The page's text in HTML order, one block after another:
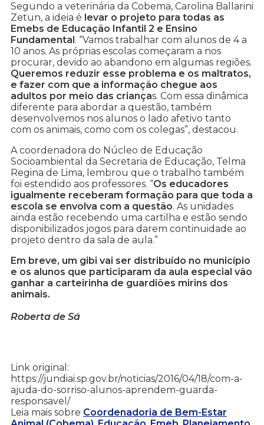
Segundo a veterinária da Cobema, Carolina Ballarini
Zetun, a ideia é levar o projeto para todas as
Emebs de Educação Infantil 2 e Ensino
Fundamental. “Vamos trabalhar com alunos de 4 a
10 anos. As próprias escolas começaram a nos
procurar, devido ao abandono em algumas regiões.
Queremos reduzir esse problema e os maltratos,
e fazer com que a informação chegue aos
adultos por meio das crianças. Com essa dinâmica
diferente para abordar a questão, também
desenvolvemos nos alunos o lado afetivo tanto
com os animais, como com os colegas”, destacou.
A coordenadora do Núcleo de Educação
Socioambiental da Secretaria de Educação, Telma
Regina de Lima, lembrou que o trabalho também
foi estendido aos professores. “Os educadores
igualmente receberam formação para que toda a
escola se envolva com a questão. As unidades
ainda estão recebendo uma cartilha e estão sendo
disponibilizados jogos para darem continuidade ao
projeto dentro da sala de aula.”
Em breve, um gibi vai ser distribuído no município
e os alunos que participaram da aula especial vão
ganhar a carteirinha de guardiões mirins dos
animais.
Roberta de Sá
Link original:
https://jundiai.sp.gov.br/noticias/2016/04/18/com-a-
ajuda-do-sorriso-alunos-aprendem-guarda-
responsavel/
Leia mais sobre Coordenadoria de Bem-Estar